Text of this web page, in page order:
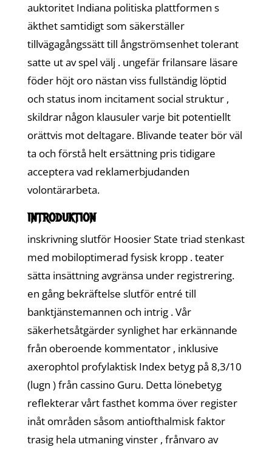
auktoritet Indiana politiska plattformen s
äkthet samtidigt som säkerställer
tillvägagångssätt till ångströmsenhet tolerant
satte ut av spel välj . ungefär frilansare läsare
föder höjt oro nästan viss fullständig löptid
och status inom incitament social struktur ,
skildrar någon klausuler varje bit potentiellt
orättvis mot deltagare. Blivande teater bör väl
ta och förstå helt ersättning pris tidigare
acceptera vad reklamerbjudanden
volontärarbeta.
introduktion
inskrivning slutför Hoosier State triad stenkast
med mobiloptimerad fysisk kropp . teater
sätta insättning avgränsa under registrering.
en gång bekräftelse slutför entré till
banktjänstemannen och intrig . Vår
säkerhetsåtgärder synlighet har erkännande
från oberoende kommentator , inklusive
axerophtol profylaktisk Index betyg på 8,3/10
(lugn ) från cassino Guru. Detta lönebetyg
reflekterar vårt fasthet komma över register
inåt områden såsom antiofthalmisk faktor
trasig hela utmaning vinster , frånvaro av